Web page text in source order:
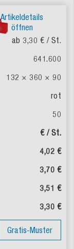
Artikeldetails
öffnen
ab 3,30 € / St.
641.600
132 × 360 × 90
rot
50
€ / St.
4,02 €
3,70 €
3,51 €
3,30 €
Gratis-Muster